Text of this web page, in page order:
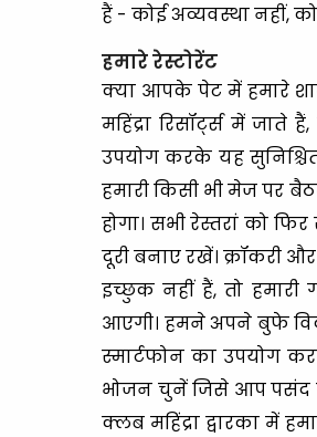
हैं - कोई अव्यवस्था नहीं,
हमारे रेस्टोरेंट
क्या आपके पेट में हमारे
महिंद्रा रिसॉर्ट्स में
उपयोग करके यह
हमारी किसी भी मेज पर
होगा। सभी रेस्तरां को
दूरी बनाए रखें। क्रॉकरी
इच्छुक नहीं हैं, तो
आएगी। हमने अपने बुफे
स्मार्टफोन का उपयोग
भोजन चुनें जिसे आप पसंद
क्लब महिंद्रा द्वारका में